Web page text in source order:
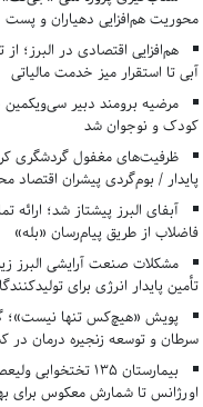
محوریت هم‌افزایی دهیاران و پست
هم‌افزایی اقتصادی در البرز؛
آبی تا استقرار میز خدمت مالیاتی
مرضیه برومند دبیر سی‌ویکمین
کودک و نوجوان شد
ظرفیت‌های مغفول گردشگری
پایدار / بوم‌گردی پیشران اقتصاد
فاضلاب از طریق پیام‌رسان «بله»
مشکلات صنعت آرایشی البرز
تأمین پایدار انرژی برای
پویش «هیچ‌کس تنها نیست»؛
سرطان و توسعه زنجیره درمان در
بیمارستان ۱۳۵
اورژانس تا شمارش معکوس برای